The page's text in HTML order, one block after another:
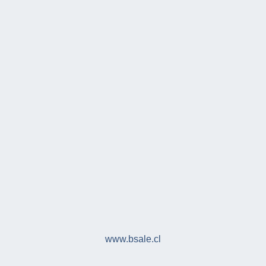
www.bsale.cl